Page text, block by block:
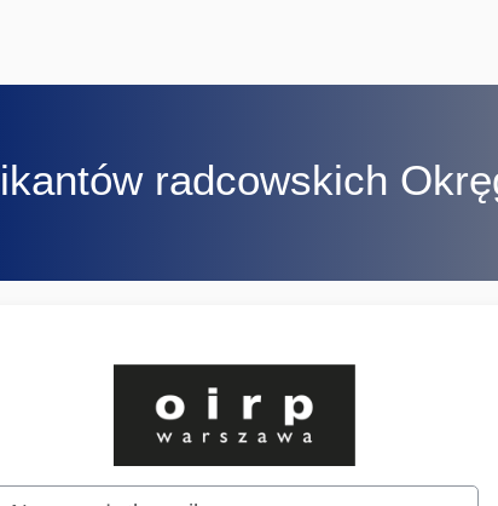
radcowskich
Zaloguj do
użytkownika